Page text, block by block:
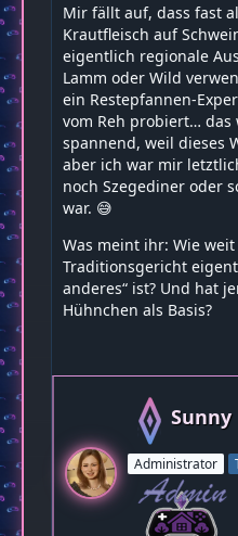
Mir fällt auf, dass fast
Krautfleisch auf
eigentlich regionale
Lamm oder Wild
ein Restepfannen-
vom Reh probiert… das
spannend, weil dieses
aber ich war mir
noch Szegediner oder
war. 😅
Was meint ihr: Wie
Traditionsgericht
anderes“ ist? Und hat
Hühnchen als Basis?
Sunny
Administrator